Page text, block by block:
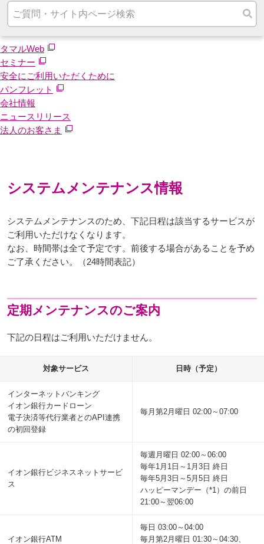
タマルWeb
セミナー
安全にご利用いただくために
パンフレット
会社情報
ニュースリリース
法人のお客さま
システムメンテナンス情報
システムメンテナンスのため、下記日程は該当するサービスが
ご利用いただけなくなります。
なお、時間帯は全て予定です。前後する場合があることを予め
ご了承ください。（24時間表記）
定期メンテナンスのご案内
下記の日程はご利用いただけません。
対象サービス 日時（予定）
インターネットバンキング
イオン銀行カードローン
電子決済等代行業者とのAPI連携
の初回登録
毎月第2月曜日 02:00～07:00
イオン銀行ビジネスネットサービ
ス
毎週月曜日 02:00～06:00
毎年1月1日～1月3日 終日
毎年5月3日～5月5日 終日
ハッピーマンデー（*1）の前日
21:00～翌06:00
イオン銀行ATM
毎日 03:00～04:00
毎月第2月曜日 01:30～04:30、